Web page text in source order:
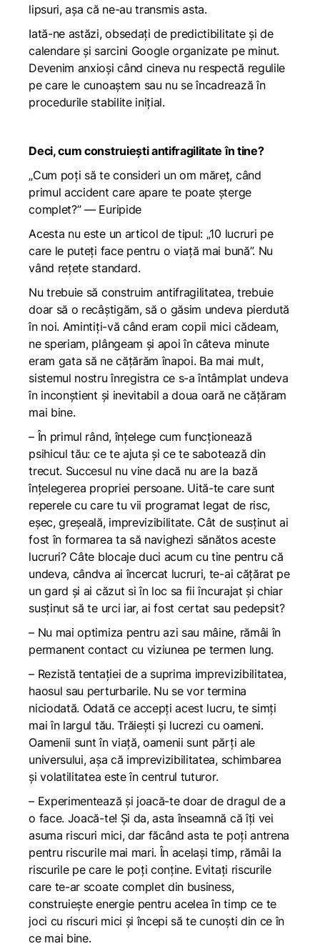
lipsuri, așa că ne-au transmis asta.
Iată-ne astăzi, obsedați de predictibilitate și de
calendare și sarcini Google organizate pe minut.
Devenim anxioși când cineva nu respectă regulile
pe care le cunoaștem sau nu se încadrează în
procedurile stabilite inițial.
Deci, cum construiești antifragilitate în tine?
„Cum poți să te consideri un om măreț, când
primul accident care apare te poate șterge
complet?” — Euripide
Acesta nu este un articol de tipul: „10 lucruri pe
care le puteți face pentru o viață mai bună”. Nu
vând rețete standard.
Nu trebuie să construim antifragilitatea, trebuie
doar să o recâștigăm, să o găsim undeva pierdută
în noi. Amintiți-vă când eram copii mici cădeam,
ne speriam, plângeam și apoi în câteva minute
eram gata să ne cățărăm înapoi. Ba mai mult,
sistemul nostru înregistra ce s-a întâmplat undeva
în inconștient și inevitabil a doua oară ne cățăram
mai bine.
– În primul rând, înțelege cum funcționează
psihicul tău: ce te ajuta și ce te sabotează din
trecut. Succesul nu vine dacă nu are la bază
înțelegerea propriei persoane. Uită-te care sunt
reperele cu care tu vii programat legat de risc,
eșec, greșeală, imprevizibilitate. Cât de susținut ai
fost în formarea ta să navighezi sănătos aceste
lucruri? Câte blocaje duci acum cu tine pentru că
undeva, cândva ai încercat lucruri, te-ai cățărat pe
un gard și ai căzut si în loc sa fii încurajat și chiar
susținut să te urci iar, ai fost certat sau pedepsit?
– Nu mai optimiza pentru azi sau mâine, rămâi în
permanent contact cu viziunea pe termen lung.
– Rezistă tentației de a suprima imprevizibilitatea,
haosul sau perturbarile. Nu se vor termina
niciodată. Odată ce accepți acest lucru, te simți
mai în largul tău. Trăiești și lucrezi cu oameni.
Oamenii sunt în viață, oamenii sunt părți ale
universului, așa că imprevizibilitatea, schimbarea
și volatilitatea este în centrul tuturor.
– Experimentează și joacă-te doar de dragul de a
o face. Joacă-te! Și da, asta înseamnă că îți vei
asuma riscuri mici, dar făcând asta te poți antrena
pentru riscurile mai mari. În același timp, rămâi la
riscurile pe care le poți conține. Evitați riscurile
care te-ar scoate complet din business,
construiește energie pentru acelea în timp ce te
joci cu riscuri mici și începi să te cunoști din ce în
ce mai bine.